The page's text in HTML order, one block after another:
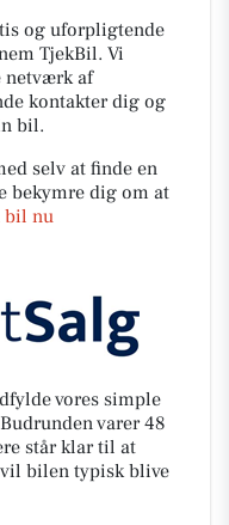
og uforpligtende
TjekBil. Vi
netværk af
kontakter dig og
bil.
selv at finde en
bekymre dig om at
bil nu
vores simple
varer 48
står klar til at
bilen typisk blive